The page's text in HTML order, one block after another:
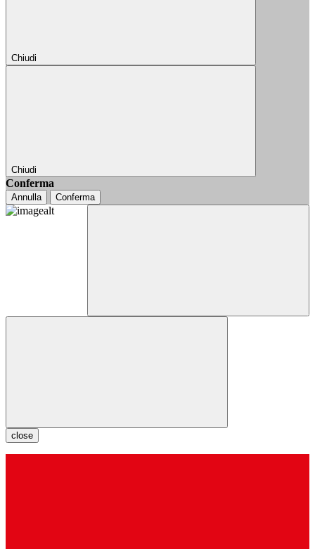
Chiudi
Chiudi
Conferma
Annulla Conferma
close